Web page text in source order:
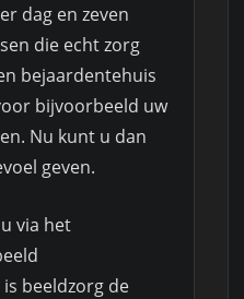
dag en zeven
die echt zorg
bejaardentehuis
bijvoorbeeld uw
Nu kunt u dan
geven.
via het
beeldzorg de